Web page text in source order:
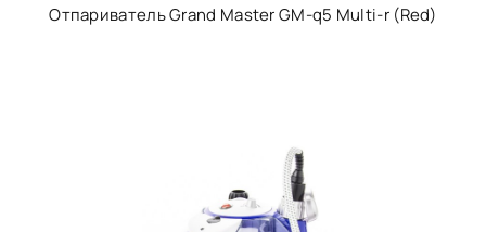
Отпариватель Grand Master GM-q5 Multi-r (Red)